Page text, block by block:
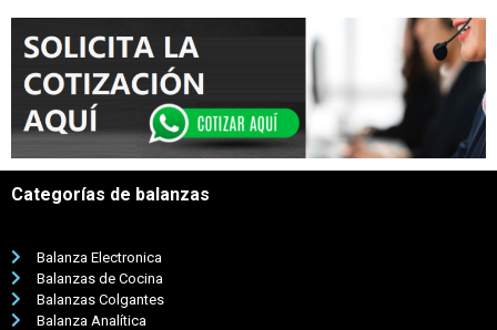
Categorías de balanzas
Balanza Electronica
Balanzas de Cocina
Balanzas Colgantes
Balanza Analítica